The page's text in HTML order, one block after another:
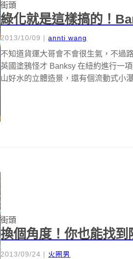
街頭
綠化就是這樣搞的！
2013/10/09 |annti wang
不知道貨運大哥會不會很生氣，不過
英國塗鴉怪才 Banksy 在紐約進行一
山好水的立體造景，還有個流動式小
街頭
換個角度！你也能找
2013/09/24 | 火圈男